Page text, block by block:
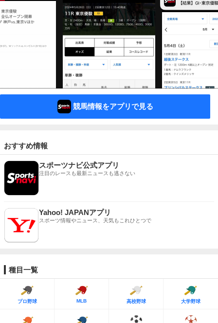
競馬情報をアプリで見る
おすすめ情報
スポーツナビ公式アプリ
注目のレースも最新ニュースも逃さない
Yahoo! JAPANアプリ
スポーツ情報やニュース、天気もこれひとつで
種目一覧
プロ野球 MLB 高校野球 大学野球